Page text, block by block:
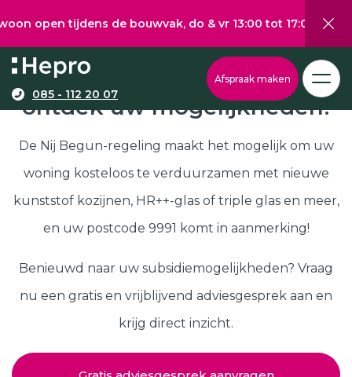
tijdens de bouwvak, do & vr 13:00 tot 17:00, za 10:00
085 - 112 20 07
Afspraak maken
Nij Begun subsidie in 9991,
ontdek uw mogelijkheden!
De Nij Begun-regeling maakt het mogelijk om uw
woning kosteloos te verduurzamen met nieuwe
kunststof kozijnen, HR++-glas of triple glas en meer,
en uw postcode 9991 komt in aanmerking!
Benieuwd naar uw subsidiemogelijkheden? Vraag
nu een gratis en vrijblijvend adviesgesprek aan en
krijg direct inzicht.
Wat wilt u graag verduurzamen?
Via onze configurator berekent u eenvoudig een
richtprijs voor uw kunststof kozijnen, -deuren, of
schuifpuien.
Samenstellen
Deuren
Schuifpuien
Kunststof kozijnen
Kunststof deuren
Kunststof schuifpuien
Isolatie
Klantenservice
Hepro
Subsidies
SHOWROOM BEZOEKEN